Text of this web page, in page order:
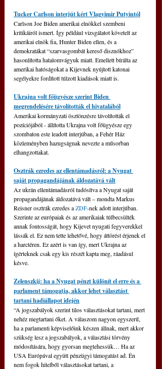
Tucker Carlson interjút kért Vlagyimir Putyintól
Carlson Joe Biden amerikai elnökkel szembeni
kritikáiról ismert. Így például vizsgálatot követelt az
amerikai elnök fia, Hunter Biden ellen, és a
demokratákat “szarvasgombát kereső disznókhoz”
hasonlította hatalomvágyuk miatt. Emellett bírálta az
amerikai hatóságokat a Kijevnek nyújtott katonai
segélyekre fordított túlzott kiadások miatt is.
Ukrajna volt főügyésze szerint Biden
megrendelésére távolították el hivatalából
Amerikai kormányzati ösztönzésre távolították el
pozíciójából - állította Ukrajna volt főügyésze egy
szombaton este leadott interjúban, a Fehér Ház
közleményben hazugságnak nevezte a műsorban
elhangzottakat.
Osztrák ezredes az ellentámadásról: a Nyugat
saját propagandájának áldozatává vált
Az ukrán ellentámadásról tudósítva a Nyugat saját
propagandájának áldozatává vált – mondta Markus
Reisner osztrák ezredes a ZDF-nek adott interjúban.
Szerinte az európaiak és az amerikaiak túlbecsülték
annak fontosságát, hogy Kijevet nyugati fegyverekkel
lássák el. Ez nem tette lehetővé, hogy áttörést érjenek el
a harctéren. Ez azért is van így, mert Ukrajna az
ígérteknek csak egy kis részét kapta meg, ráadásul
késve.
Zelenszkij: ha a Nyugat pénzt különít el erre és a
parlament támogatja, akkor lehet választást
tartani hadiállapot idején
“A jogszabályok szerint tilos választásokat tartani, mert
nehéz megtartani őket. A válaszom nagyon egyszerű,
ha a parlamenti képviselőink készen állnak, mert akkor
szükség lesz a jogszabályok, a választási törvény
módosítására, hogy gyorsan megtehessük… Ha az
USA Európával együtt pénzügyi támogatást ad. Én
nem fogok hitelből választásokat tartani, a